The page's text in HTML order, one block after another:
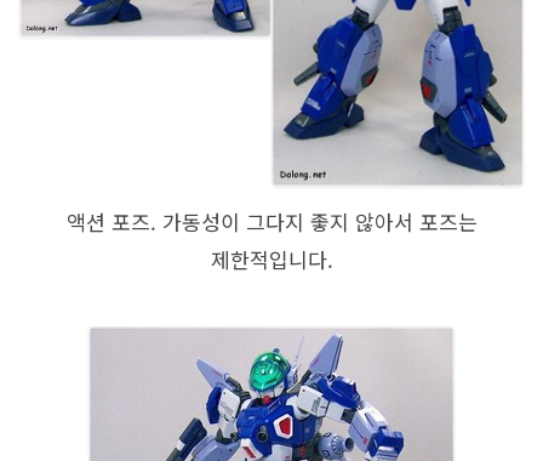
액션 포즈. 가동성이 그다지 좋지 않아서 포즈는
제한적입니다.